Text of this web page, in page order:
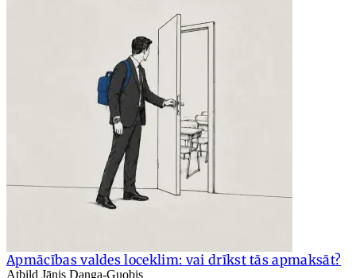
Apmācības valdes loceklim: vai drīkst tās apmaksāt?
Atbild Jānis Danga-Guobis